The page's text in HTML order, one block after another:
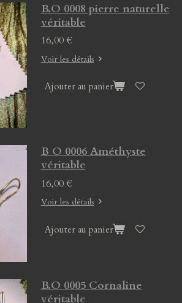
B.O 0008 pierre naturelle
véritable
16,00 €
Voir les détails
Ajouter au panier
B O 0006 Améthyste
véritable
16,00 €
Voir les détails
Ajouter au panier
B.O 0005 Cornaline
véritable